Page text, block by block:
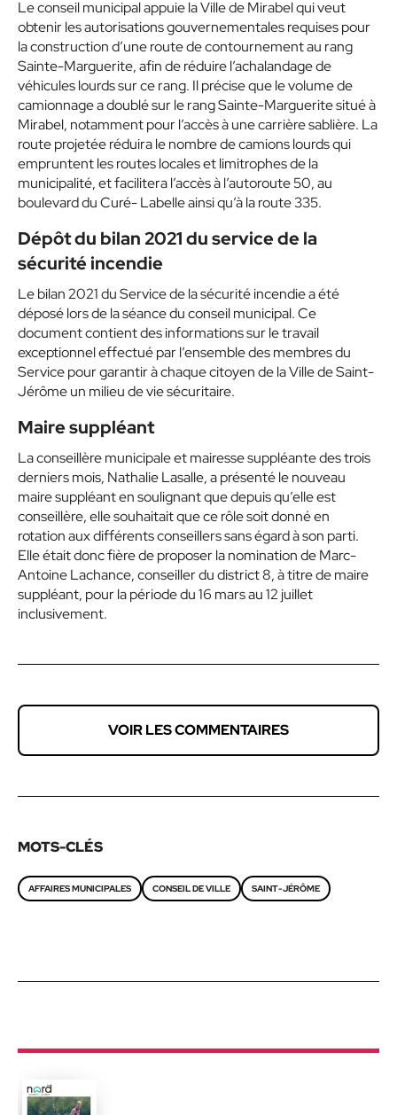
Le conseil municipal appuie la Ville de Mirabel qui veut
obtenir les autorisations gouvernementales requises pour
la construction d’une route de contournement au rang
Sainte-Marguerite, afin de réduire l’achalandage de
véhicules lourds sur ce rang. Il précise que le volume de
camionnage a doublé sur le rang Sainte-Marguerite situé à
Mirabel, notamment pour l’accès à une carrière sablière. La
route projetée réduira le nombre de camions lourds qui
empruntent les routes locales et limitrophes de la
municipalité, et facilitera l’accès à l’autoroute 50, au
boulevard du Curé- Labelle ainsi qu’à la route 335.
Dépôt du bilan 2021 du service de la
sécurité incendie
Le bilan 2021 du Service de la sécurité incendie a été
déposé lors de la séance du conseil municipal. Ce
document contient des informations sur le travail
exceptionnel effectué par l’ensemble des membres du
Service pour garantir à chaque citoyen de la Ville de Saint-
Jérôme un milieu de vie sécuritaire.
Maire suppléant
La conseillère municipale et mairesse suppléante des trois
derniers mois, Nathalie Lasalle, a présenté le nouveau
maire suppléant en soulignant que depuis qu’elle est
conseillère, elle souhaitait que ce rôle soit donné en
rotation aux différents conseillers sans égard à son parti.
Elle était donc fière de proposer la nomination de Marc-
Antoine Lachance, conseiller du district 8, à titre de maire
suppléant, pour la période du 16 mars au 12 juillet
inclusivement.
VOIR LES COMMENTAIRES
MOTS-CLÉS
AFFAIRES MUNICIPALES CONSEIL DE VILLE SAINT-JÉRÔME